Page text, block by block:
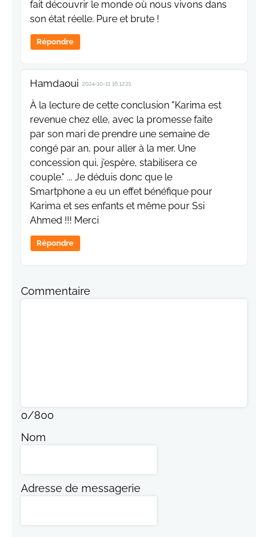
fait découvrir le monde où nous vivons dans
son état réelle. Pure et brute !
Répondre
Hamdaoui 2024-10-11 16:12:21
À la lecture de cette conclusion "Karima est
revenue chez elle, avec la promesse faite
par son mari de prendre une semaine de
congé par an, pour aller à la mer. Une
concession qui, j’espère, stabilisera ce
couple." ... Je déduis donc que le
Smartphone a eu un effet bénéfique pour
Karima et ses enfants et même pour Ssi
Ahmed !!! Merci
Répondre
Commentaire
0/800
Nom
Adresse de messagerie